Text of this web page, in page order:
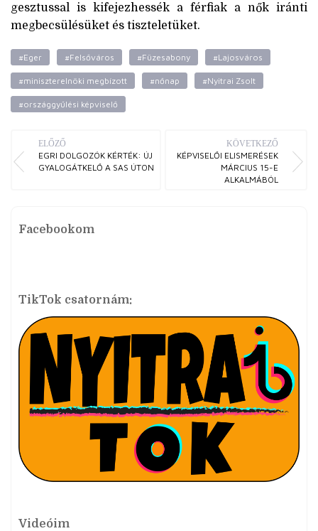
gesztussal is kifejezhessék a férfiak a nők iránti
megbecsülésüket és tiszteletüket.
#Eger #Felsőváros #Füzesabony #Lajosváros
#miniszterelnöki megbízott #nőnap #Nyitrai Zsolt
#országgyűlési képviselő
ELŐZŐ
EGRI DOLGOZÓK KÉRTÉK: ÚJ
GYALOGÁTKELŐ A SAS ÚTON
KÖVETKEZŐ
KÉPVISELŐI ELISMERÉSEK
MÁRCIUS 15-E
ALKALMÁBÓL
Facebookom
TikTok csatornám:
Videóim